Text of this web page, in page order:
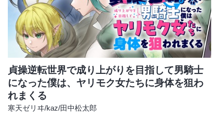
貞操逆転世界で成り上がりを目指して男騎士
になった僕は、ヤリモク女たちに身体を狙わ
れまくる
寒天ゼリヰ/kaz/田中松太郎